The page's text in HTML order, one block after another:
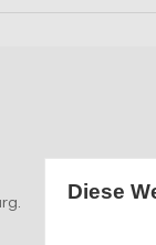
Diese